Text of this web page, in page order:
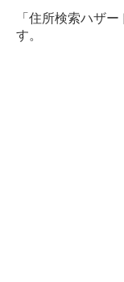
「住所検索ハザ
す。